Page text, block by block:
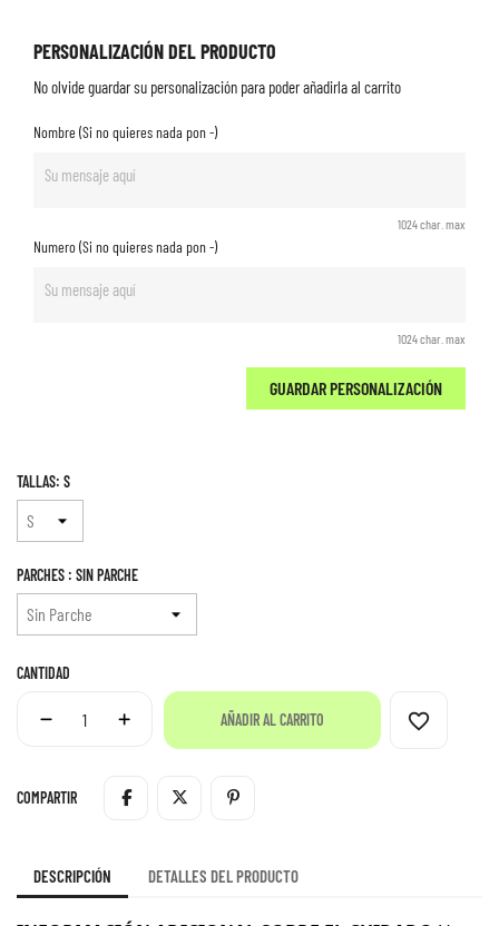
PERSONALIZACIÓN DEL PRODUCTO
No olvide guardar su personalización para poder añadirla al carrito
Nombre (Si no quieres nada pon -)
1024 char. max
Numero (Si no quieres nada pon -)
1024 char. max
GUARDAR PERSONALIZACIÓN
TALLAS: S
PARCHES : SIN PARCHE
CANTIDAD
AÑADIR AL CARRITO favorite_border
COMPARTIR
DESCRIPCIÓN DETALLES DEL PRODUCTO